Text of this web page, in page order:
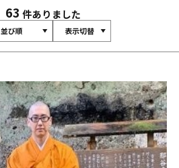
63 件ありました
並び順 表示切替